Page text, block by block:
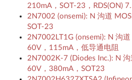
210mA，SOT-23，RDS(ON)
2N7002 (onsemi): N 沟道
SOT-23
2N7002LT1G (onsemi): N 沟道
60V，115mA，低导通电阻
2N7002K-7 (Diodes Inc.): N 沟
60V，380mA，SOT23